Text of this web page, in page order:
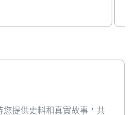
您提供史料和真實故事，共